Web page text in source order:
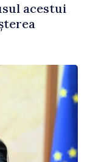
acestui